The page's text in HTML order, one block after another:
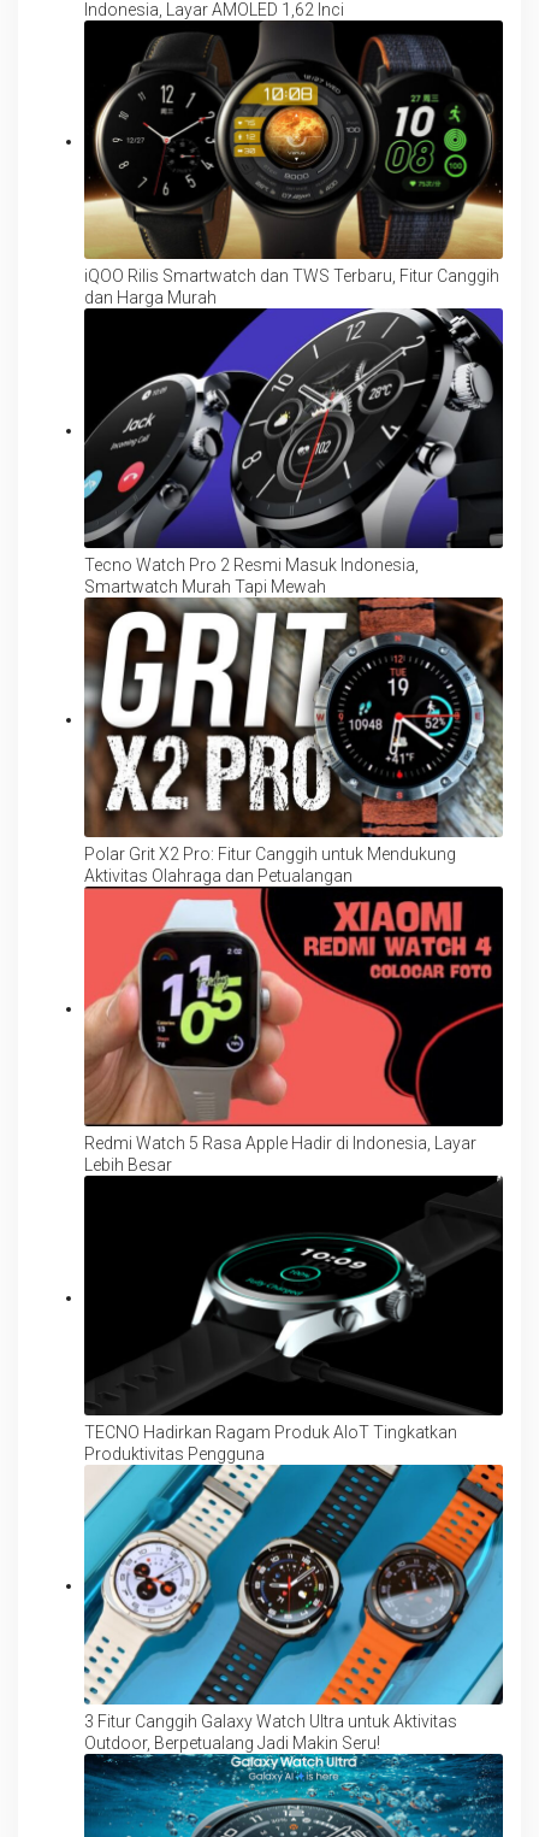
Indonesia, Layar AMOLED 1,62 Inci
iQOO Rilis Smartwatch dan TWS Terbaru, Fitur Canggih
dan Harga Murah
Tecno Watch Pro 2 Resmi Masuk Indonesia,
Smartwatch Murah Tapi Mewah
Polar Grit X2 Pro: Fitur Canggih untuk Mendukung
Aktivitas Olahraga dan Petualangan
Redmi Watch 5 Rasa Apple Hadir di Indonesia, Layar
Lebih Besar
TECNO Hadirkan Ragam Produk AIoT Tingkatkan
Produktivitas Pengguna
3 Fitur Canggih Galaxy Watch Ultra untuk Aktivitas
Outdoor, Berpetualang Jadi Makin Seru!